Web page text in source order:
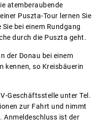
atemberaubende
Puszta-Tour lernen Sie
bei einem Rundgang
durch die Puszta geht.
der Donau bei einem
kennen, so Kreisbäuerin
Geschäftsstelle unter Tel.
zur Fahrt und nimmt
Anmeldeschluss ist der